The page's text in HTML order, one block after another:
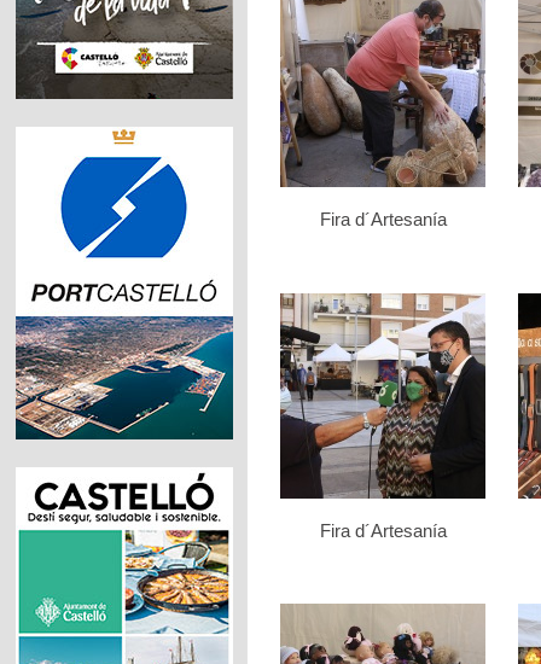
Fira d´Artesanía
Fira d´Artesanía